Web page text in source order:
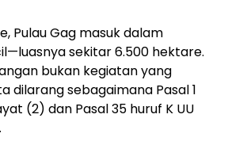
Pulau Gag masuk dalam
sekitar 6.500 hektare.
bukan kegiatan yang
dilarang sebagaimana Pasal 1
(2) dan Pasal 35 huruf K UU